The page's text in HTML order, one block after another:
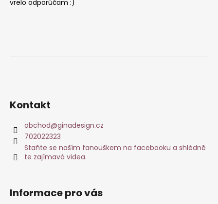
vrelo odporúčam :)
Kontakt
obchod@ginadesign.cz
702022323
Staňte se naším fanouškem na facebooku a shlédně
te zajímavá videa.
Informace pro vás